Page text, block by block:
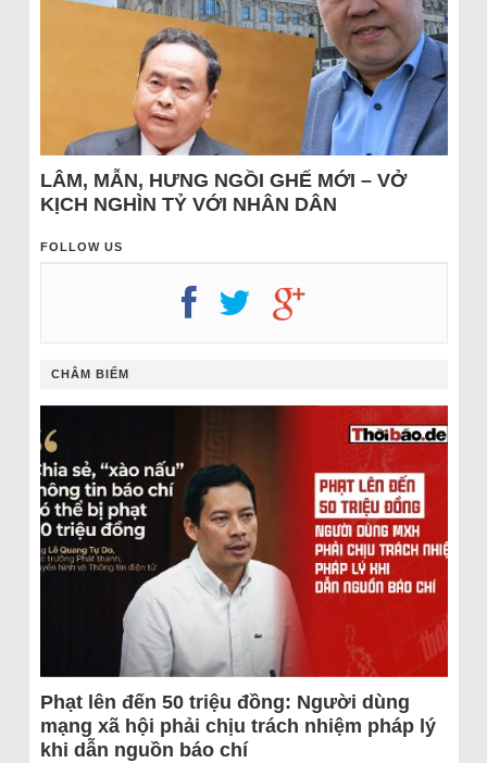
LÂM, MẪN, HƯNG NGỒI GHẾ MỚI – VỞ
KỊCH NGHÌN TỶ VỚI NHÂN DÂN
FOLLOW US
CHÂM BIẾM
Phạt lên đến 50 triệu đồng: Người dùng
mạng xã hội phải chịu trách nhiệm pháp lý
khi dẫn nguồn báo chí